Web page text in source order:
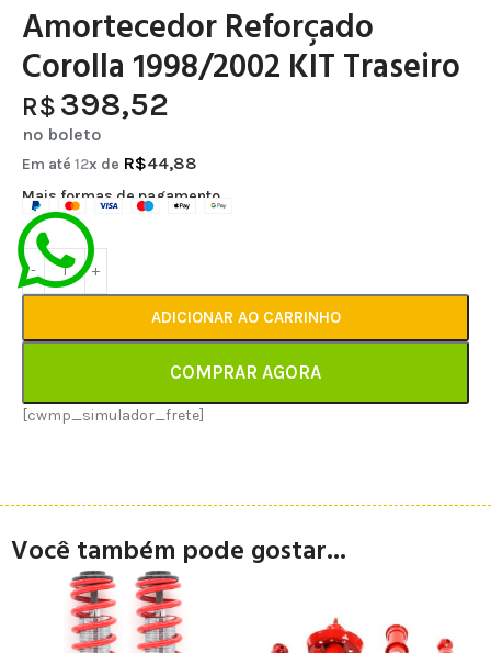
Amortecedor Reforçado
Corolla 1998/2002 KIT Traseiro
R$ 398,52
no boleto
Em até 12x de R$44,88
Mais formas de pagamento
ADICIONAR AO CARRINHO
COMPRAR AGORA
[cwmp_simulador_frete]
Você também pode gostar...